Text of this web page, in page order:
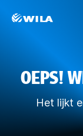
OEPS!
Het lijkt